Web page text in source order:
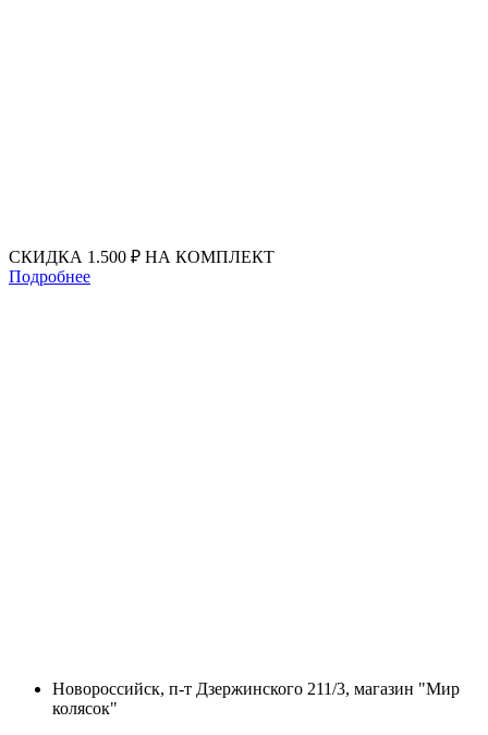
СКИДКА 1.500 ₽ НА КОМПЛЕКТ
Подробнее
Новороссийск, п-т Дзержинского 211/3, магазин "Мир
колясок"